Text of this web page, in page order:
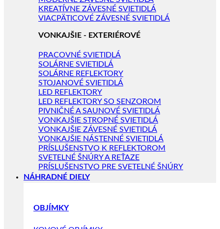
KREATÍVNE ZÁVESNÉ SVIETIDLÁ
VIACPÄTICOVÉ ZÁVESNÉ SVIETIDLÁ
VONKAJŠIE - EXTERIÉROVÉ
PRACOVNÉ SVIETIDLÁ
SOLÁRNE SVIETIDLÁ
SOLÁRNE REFLEKTORY
STOJANOVÉ SVIETIDLÁ
LED REFLEKTORY
LED REFLEKTORY SO SENZOROM
PIVNIČNÉ A SAUNOVÉ SVIETIDLÁ
VONKAJŠIE STROPNÉ SVIETIDLÁ
VONKAJŠIE ZÁVESNÉ SVIETIDLÁ
VONKAJŠIE NÁSTENNÉ SVIETIDLÁ
PRÍSLUŠENSTVO K REFLEKTOROM
SVETELNÉ ŠNÚRY A REŤAZE
PRÍSLUŠENSTVO PRE SVETELNÉ ŠNÚRY
NÁHRADNÉ DIELY
OBJÍMKY